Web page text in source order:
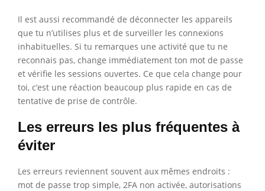
Il est aussi recommandé de déconnecter les appareils
que tu n’utilises plus et de surveiller les connexions
inhabituelles. Si tu remarques une activité que tu ne
reconnais pas, change immédiatement ton mot de passe
et vérifie les sessions ouvertes. Ce que cela change pour
toi, c’est une réaction beaucoup plus rapide en cas de
tentative de prise de contrôle.
Les erreurs les plus fréquentes à
éviter
Les erreurs reviennent souvent aux mêmes endroits :
mot de passe trop simple, 2FA non activée, autorisations